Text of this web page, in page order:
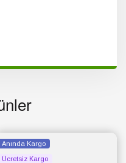
Anında Kargo
Ücretsiz Kargo